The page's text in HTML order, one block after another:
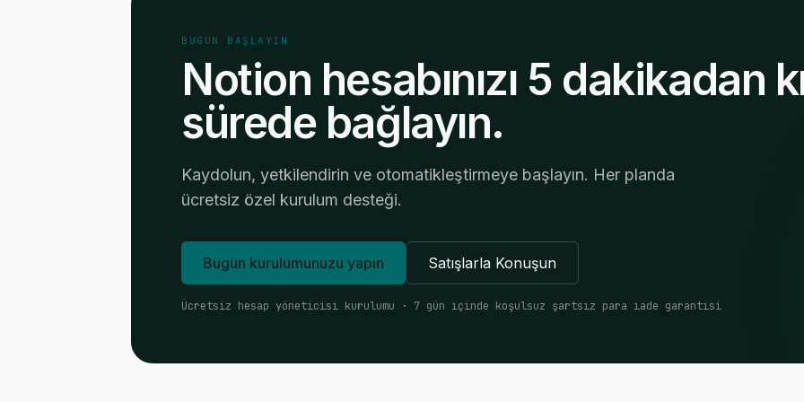
BUGÜN BAŞLAYIN
Notion hesabınızı 5 dakikadan
sürede bağlayın.
Kaydolun, yetkilendirin ve otomatikleştirmeye başlayın. Her planda
ücretsiz özel kurulum desteği.
Bugün kurulumunuzu yapın Satışlarla Konuşun
Ücretsiz hesap yöneticisi kurulumu · 7 gün içinde koşulsuz şartsız para iade garantisi